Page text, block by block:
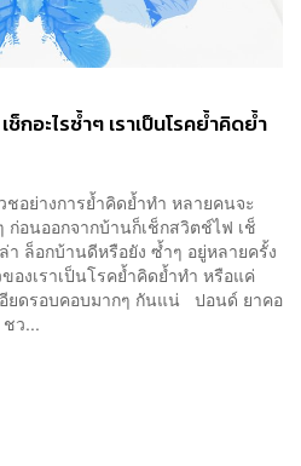
กอะไรซ้ำๆ เราเป็นโรคย้ำคิดย้ำ
ชอย่างการย้ำคิดย้ำทำ หลายคนจะ
อนออกจากบ้านก็เช็กสวิตช์ไฟ เช็
า ล็อกบ้านดีหรือยัง ซ้ำๆ อยู่หลายครั้ง
องเราเป็นโรคย้ำคิดย้ำทำ หรือแค่
ยดรอบคอบมากๆ กันแน่ ปอนด์ ยาคอ
ว...